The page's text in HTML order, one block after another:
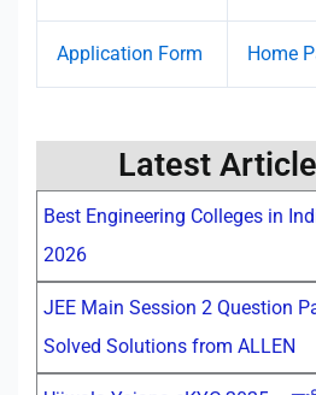
Application Form Home
Latest Article
Best Engineering Colleges in
2026
JEE Main Session 2 Question
Solved Solutions from ALLEN